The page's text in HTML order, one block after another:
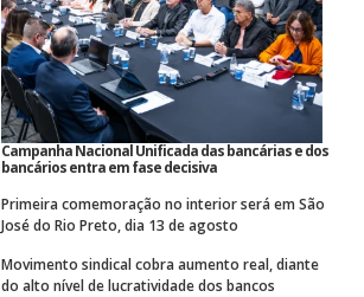
Campanha Nacional Unificada das bancárias e dos
bancários entra em fase decisiva
Primeira comemoração no interior será em São
José do Rio Preto, dia 13 de agosto
Movimento sindical cobra aumento real, diante
do alto nível de lucratividade dos bancos